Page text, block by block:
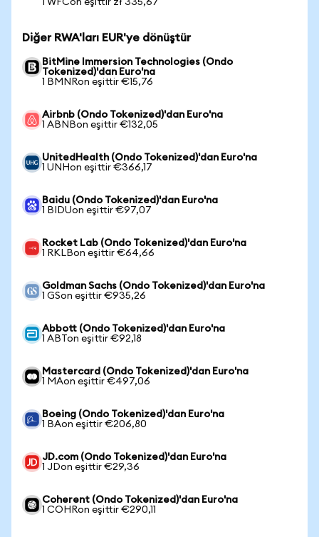
1 WFCon eşittir zł 335,67
Diğer RWA'ları EUR'ye dönüştür
BitMine Immersion Technologies (Ondo
Tokenized)'dan Euro'na
1 BMNRon eşittir €15,76
Airbnb (Ondo Tokenized)'dan Euro'na
1 ABNBon eşittir €132,05
UnitedHealth (Ondo Tokenized)'dan Euro'na
1 UNHon eşittir €366,17
Baidu (Ondo Tokenized)'dan Euro'na
1 BIDUon eşittir €97,07
Rocket Lab (Ondo Tokenized)'dan Euro'na
1 RKLBon eşittir €64,66
Goldman Sachs (Ondo Tokenized)'dan Euro'na
1 GSon eşittir €935,26
Abbott (Ondo Tokenized)'dan Euro'na
1 ABTon eşittir €92,18
Mastercard (Ondo Tokenized)'dan Euro'na
1 MAon eşittir €497,06
Boeing (Ondo Tokenized)'dan Euro'na
1 BAon eşittir €206,80
JD.com (Ondo Tokenized)'dan Euro'na
1 JDon eşittir €29,36
Coherent (Ondo Tokenized)'dan Euro'na
1 COHRon eşittir €290,11